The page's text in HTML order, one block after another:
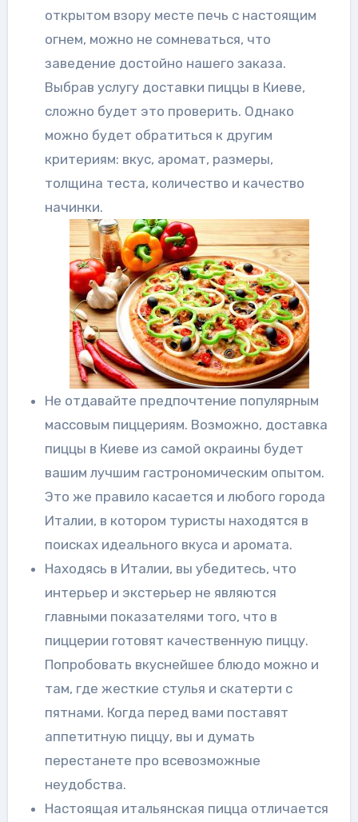
открытом взору месте печь с настоящим
огнем, можно не сомневаться, что
заведение достойно нашего заказа.
Выбрав услугу доставки пиццы в Киеве,
сложно будет это проверить. Однако
можно будет обратиться к другим
критериям: вкус, аромат, размеры,
толщина теста, количество и качество
начинки.
Не отдавайте предпочтение популярным
массовым пиццериям. Возможно, доставка
пиццы в Киеве из самой окраины будет
вашим лучшим гастрономическим опытом.
Это же правило касается и любого города
Италии, в котором туристы находятся в
поисках идеального вкуса и аромата.
Находясь в Италии, вы убедитесь, что
интерьер и экстерьер не являются
главными показателями того, что в
пиццерии готовят качественную пиццу.
Попробовать вкуснейшее блюдо можно и
там, где жесткие стулья и скатерти с
пятнами. Когда перед вами поставят
аппетитную пиццу, вы и думать
перестанете про всевозможные
неудобства.
Настоящая итальянская пицца отличается